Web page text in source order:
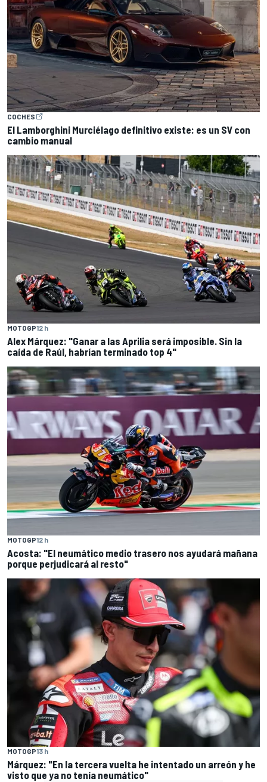
COCHES
El Lamborghini Murciélago definitivo existe: es un SV con
cambio manual
MOTOGP12 h
Alex Márquez: "Ganar a las Aprilia será imposible. Sin la
caída de Raúl, habrían terminado top 4"
MOTOGP12 h
Acosta: "El neumático medio trasero nos ayudará mañana
porque perjudicará al resto"
MOTOGP13 h
Márquez: "En la tercera vuelta he intentado un arreón y he
visto que ya no tenía neumático"